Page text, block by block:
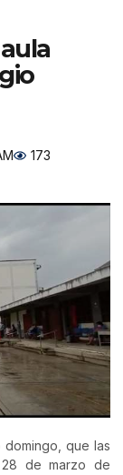
173
domingo, que las
28 de marzo de